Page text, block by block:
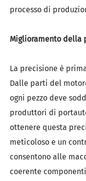
processo di
Miglioramento della
La precisione è
Dalle parti del
ogni pezzo deve
produttori di
ottenere questa
meticoloso e un
consentono alle
coerente